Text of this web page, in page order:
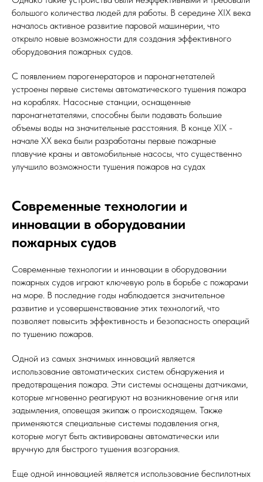
большого количества людей для работы. В середине XIX века
началось активное развитие паровой машинерии, что
открыло новые возможности для создания эффективного
оборудования пожарных судов.
С появлением парогенераторов и паронагнетателей
устроены первые системы автоматического тушения пожара
на кораблях. Насосные станции, оснащенные
паронагнетателями, способны были подавать большие
объемы воды на значительные расстояния. В конце XIX -
начале XX века были разработаны первые пожарные
плавучие краны и автомобильные насосы, что существенно
улучшило возможности тушения пожаров на судах
Современные технологии и
инновации в оборудовании
пожарных судов
Современные технологии и инновации в оборудовании
пожарных судов играют ключевую роль в борьбе с пожарами
на море. В последние годы наблюдается значительное
развитие и усовершенствование этих технологий, что
позволяет повысить эффективность и безопасность операций
по тушению пожаров.
Одной из самых значимых инноваций является
использование автоматических систем обнаружения и
предотвращения пожара. Эти системы оснащены датчиками,
которые мгновенно реагируют на возникновение огня или
задымления, оповещая экипаж о происходящем. Также
применяются специальные системы подавления огня,
которые могут быть активированы автоматически или
вручную для быстрого тушения возгорания.
Еще одной инновацией является использование беспилотных